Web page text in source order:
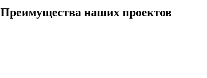
Преимущества наших проектов